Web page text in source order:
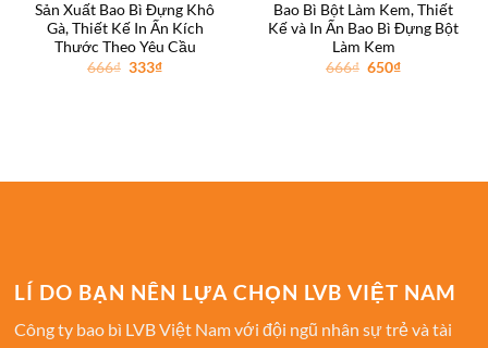
Sản Xuất Bao Bì Đựng Khô
Gà, Thiết Kế In Ấn Kích
Thước Theo Yêu Cầu
666₫ Giá
333₫Giá
Bao Bì Bột Làm Kem, Thiết
Kế và In Ấn Bao Bì Đựng Bột
Làm Kem
666₫ Giá
650₫Giá
LÍ DO BẠN NÊN LỰA CHỌN LVB VIỆT NAM
Công ty bao bì LVB Việt Nam với đội ngũ nhân sự trẻ và tài